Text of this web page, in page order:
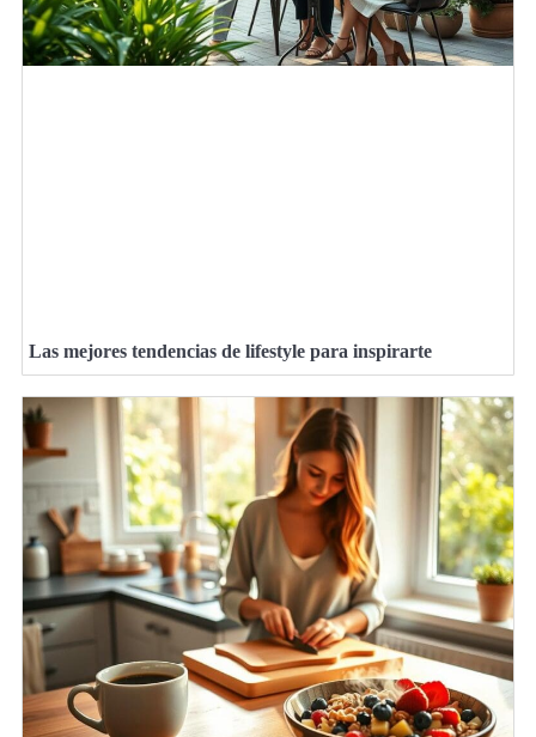
Las mejores tendencias de lifestyle para inspirarte